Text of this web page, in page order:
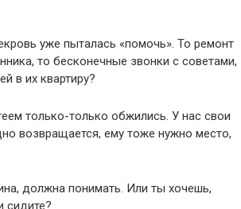
уже пыталась «помочь». То ремонт
то бесконечные звонки с советами,
в их квартиру?
только-только обжились. У нас свои
возвращается, ему тоже нужно место,
должна понимать. Или ты хочешь,
сидите?